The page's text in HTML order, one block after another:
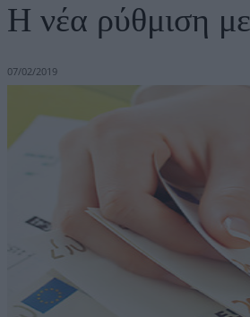
H νέα ρύθμιση
07/02/2019